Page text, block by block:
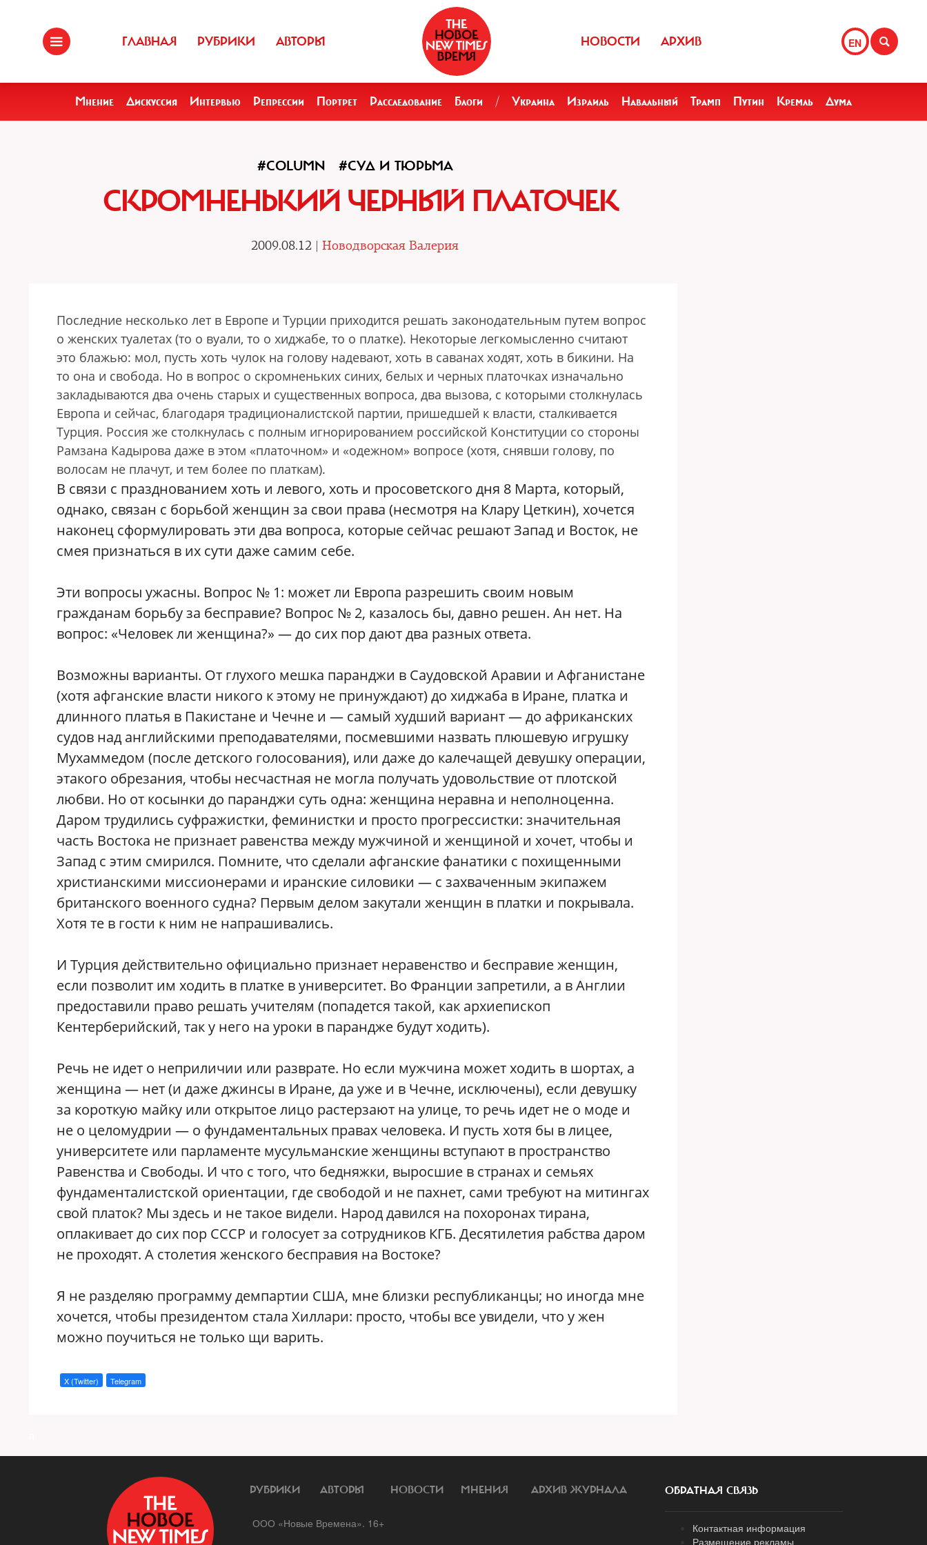
ГЛАВНАЯ РУБРИКИ АВТОРЫ EN
НОВОСТИ АРХИВ
Мнение Дискуссия Интервью Репрессии Портрет Расследование Блоги / Украина Израиль Навальный Трамп Путин Кремль Дума
#COLUMN #СУД И ТЮРЬМА
СКРОМНЕНЬКИЙ ЧЕРНЫЙ ПЛАТОЧЕК
2009.08.12 | Новодворская Валерия
Последние несколько лет в Европе и Турции приходится решать законодательным путем вопрос
о женских туалетах (то о вуали, то о хиджабе, то о платке). Некоторые легкомысленно считают
это блажью: мол, пусть хоть чулок на голову надевают, хоть в саванах ходят, хоть в бикини. На
то она и свобода. Но в вопрос о скромненьких синих, белых и черных платочках изначально
закладываются два очень старых и существенных вопроса, два вызова, с которыми столкнулась
Европа и сейчас, благодаря традиционалистской партии, пришедшей к власти, сталкивается
Турция. Россия же столкнулась с полным игнорированием российской Конституции со стороны
Рамзана Кадырова даже в этом «платочном» и «одежном» вопросе (хотя, снявши голову, по
волосам не плачут, и тем более по платкам).
В связи с празднованием хоть и левого, хоть и просоветского дня 8 Марта, который,
однако, связан с борьбой женщин за свои права (несмотря на Клару Цеткин), хочется
наконец сформулировать эти два вопроса, которые сейчас решают Запад и Восток, не
смея признаться в их сути даже самим себе.
Эти вопросы ужасны. Вопрос № 1: может ли Европа разрешить своим новым
гражданам борьбу за бесправие? Вопрос № 2, казалось бы, давно решен. Ан нет. На
вопрос: «Человек ли женщина?» — до сих пор дают два разных ответа.
Возможны варианты. От глухого мешка паранджи в Саудовской Аравии и Афганистане
(хотя афганские власти никого к этому не принуждают) до хиджаба в Иране, платка и
длинного платья в Пакистане и Чечне и — самый худший вариант — до африканских
судов над английскими преподавателями, посмевшими назвать плюшевую игрушку
Мухаммедом (после детского голосования), или даже до калечащей девушку операции,
этакого обрезания, чтобы несчастная не могла получать удовольствие от плотской
любви. Но от косынки до паранджи суть одна: женщина неравна и неполноценна.
Даром трудились суфражистки, феминистки и просто прогрессистки: значительная
часть Востока не признает равенства между мужчиной и женщиной и хочет, чтобы и
Запад с этим смирился. Помните, что сделали афганские фанатики с похищенными
христианскими миссионерами и иранские силовики — с захваченным экипажем
британского военного судна? Первым делом закутали женщин в платки и покрывала.
Хотя те в гости к ним не напрашивались.
И Турция действительно официально признает неравенство и бесправие женщин,
если позволит им ходить в платке в университет. Во Франции запретили, а в Англии
предоставили право решать учителям (попадется такой, как архиепископ
Кентерберийский, так у него на уроки в парандже будут ходить).
Речь не идет о неприличии или разврате. Но если мужчина может ходить в шортах, а
женщина — нет (и даже джинсы в Иране, да уже и в Чечне, исключены), если девушку
за короткую майку или открытое лицо растерзают на улице, то речь идет не о моде и
не о целомудрии — о фундаментальных правах человека. И пусть хотя бы в лицее,
университете или парламенте мусульманские женщины вступают в пространство
Равенства и Свободы. И что с того, что бедняжки, выросшие в странах и семьях
фундаменталистской ориентации, где свободой и не пахнет, сами требуют на митингах
свой платок? Мы здесь и не такое видели. Народ давился на похоронах тирана,
оплакивает до сих пор СССР и голосует за сотрудников КГБ. Десятилетия рабства даром
не проходят. А столетия женского бесправия на Востоке?
Я не разделяю программу демпартии США, мне близки республиканцы; но иногда мне
хочется, чтобы президентом стала Хиллари: просто, чтобы все увидели, что у жен
можно поучиться не только щи варить.
X (Twitter) Telegram
РУБРИКИ АВТОРЫ НОВОСТИ МНЕНИЯ АРХИВ ЖУРНАЛА
ООО «Новые Времена». 16+
ОБРАТНАЯ СВЯЗЬ
Контактная информация
Размещение рекламы